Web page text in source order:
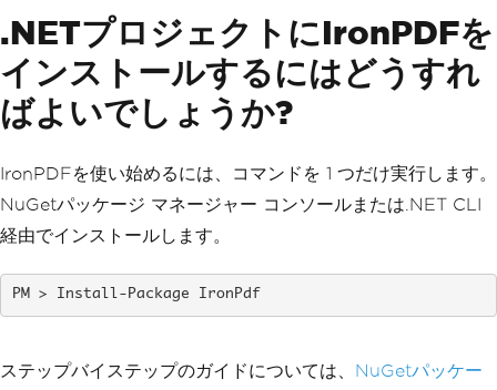
.NETプロジェクトにIronPDFを
インストールするにはどうすれ
ばよいでしょうか?
IronPDFを使い始めるには、コマンドを 1 つだけ実行します。
NuGetパッケージ マネージャー コンソールまたは.NET CLI
経由でインストールします。
Install-Package IronPdf
ステップバイステップのガイドについては、 NuGetパッケー